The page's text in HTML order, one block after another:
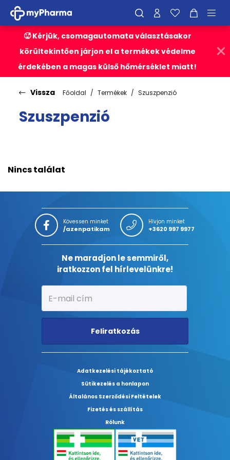
🥵 Kérjük, csomagautomata választásakor
körültekintően járjon el a termékek védelme
érdekében a magas külső hőmérséklet miatt!
Vissza Főoldal Termékek Szuszpenzió
Szuszpenzió
Nincs találat
Kövessen minket
/azenpatikam
Hívjon minket
+3620 997 9977
Ne maradjon le semmiről,
iratkozzon fel hírlevelünkre!
Feliratkozás
Adatkezelési tájékoztató
Sütikezelés a honlapon
Általános Szerződési Feltételek
Fizetés és szállítás
Rólunk